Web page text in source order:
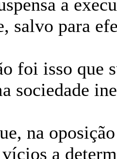
a
salvo para
foi isso que
sociedade
na
a